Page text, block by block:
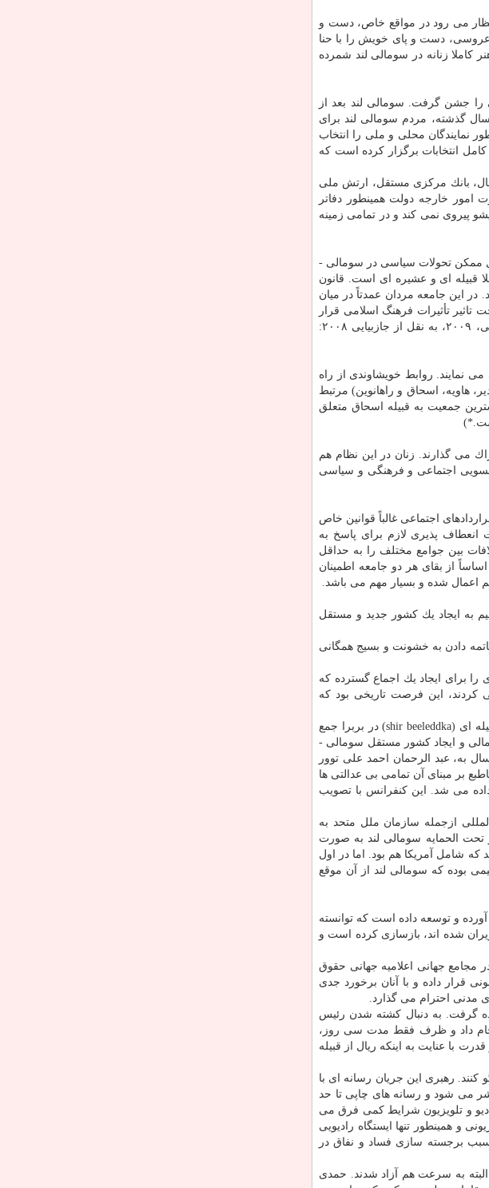
می ­رود در مواقع خاص، دست و
عروسی، دست و پای خویش را با حنا
كاملا زنانه در سومالی­ لند شمرده
را جشن گرفت. سومالی­ لند بعد از
سقوط رژیم سیادبار در سال ۱۹۹۱، به یكی از پایدارترین دموكراسی های شاخ آفریقا تبدیل شد. طی ۱۰ سال گذشته، مردم سومالی ­لند برای
نمایندگان محلی و ملی را انتخاب
انتخابات برگزار كرده است كه
بانك مركزی مستقل، ارتش ملی
امور خارجه دولت همینطور دفاتر
پیروی نمی ­كند و در تمامی زمینه
ممكن تحولات سیاسی در سومالی
قبیله ای و عشیره ای است. قانون
این جامعه مردان عمدتاً در میان
تأثیرات فرهنگ اسلامی قرار
دارد چون كه منطقه دارای یكی از بالاترین درصد پایبندی به اسلام در جهان است.( علی عبد الرحمان هرسی، ۲۰۰۹، به نقل از جازبیایی ۲۰۰۸:
نمایند. روابط خویشاوندی از راه
هاویه، اسحاق و راهانوین) مرتبط
۲۰۱۷ است، در كشور سومالی ­لند بیشترین جمعیت به قبیله اسحاق متعلق
می گذارند. زنان در این نظام هم
همسویی اجتماعی و فرهنگی و سیاسی
اجتماعی غالباً قوانین خاص
انعطاف پذیری لازم برای پاسخ به
بین جوامع مختلف را به حداقل
از بقای هر دو جامعه اطمینان
اعمال شده و بسیار مهم می باشد.
ارشد آن، تصمیم به ایجاد یك كشور جدید و مستقل
دادن به خشونت و بسیج همگانی
برای ایجاد یك اجماع گسترده كه
كردند، این فرصت تاریخی بود كه
در ماه مه سال ۱۹۹۱، بزرگان و نمایندگان از كلیه قبایل شمالی و اعضای ارشد سیاسی در یك كنفرانس قبیله ای (shir beeleddka) در بربرا جمع
و ایجاد كشور مستقل سومالی
را به مدت دو سال به، عبد الرحمان احمد علی توور
بر مبنای آن تمامی بی عدالتی ها
می شد. این كنفرانس با تصویب
ازجمله سازمان ملل متحد به
اما این دوره طلایی كمتر از یك هفته طول كشید. در ۲۶ ژوئن سال ۱۹۶۰ كشور تحت الحمایه سومالی لند به صورت
به رسمیت شناخته شد كه شامل آمریكا هم بود. اما در اول
بوده كه سومالی لند از آن موقع
و توسعه داده است كه توانسته
شده اند، بازسازی كرده است و
مجامع جهانی اعلامیه جهانی حقوق
قرار داده و با آنان برخورد جدی
مدنی احترام می گذارد.
گرفت. به دنبال كشته شدن رئیس
را انجام داد و ظرف فقط مدت سی روز،
با عنایت به اینكه ریال از قبیله
رهبری این جریان رسانه ­ای با
می ­شود و رسانه های چاپی تا حد
و تلویزیون شرایط كمی فرق می
و همینطور تنها ایستگاه رادیویی
سبب برجسته سازی فساد و نفاق در
طور موقت بازداشت و البته به سرعت هم آزاد شدند. حمدی